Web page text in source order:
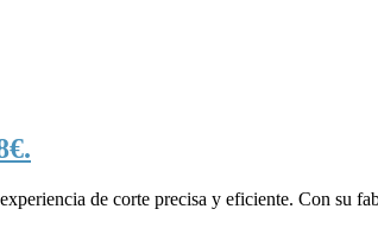
de corte precisa y eficiente. Con su